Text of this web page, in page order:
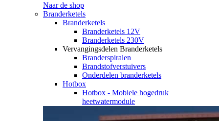
Naar de shop
Branderketels
Branderketels
Branderketels 12V
Branderketels 230V
Vervangingsdelen Branderketels
Branderspiralen
Brandstofverstuivers
Onderdelen branderketels
Hotbox
Hotbox - Mobiele hogedruk
heetwatermodule